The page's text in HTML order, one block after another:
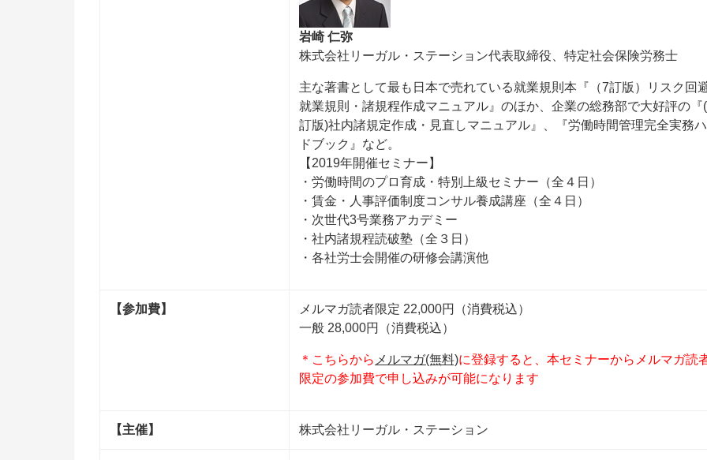
岩崎 仁弥
株式会社リーガル・ステーション代表取締役、特定社会保険労務⼠
主な著書として最も日本で売れている就業規則本『（7訂版）リスク回
就業規則・諸規程作成マニュアル』のほか、企業の総務部で大好評の『
訂版)社内諸規定作成・見直しマニュアル』、『労働時間管理完全実務
ドブック』など。
【2019年開催セミナー】
・労働時間のプロ育成・特別上級セミナー（全４日）
・賃金・人事評価制度コンサル養成講座（全４日）
・次世代3号業務アカデミー
・社内諸規程読破塾（全３日）
・各社労士会開催の研修会講演他
【参加費】
メルマガ読者限定 22,000円（消費税込）
一般 28,000円（消費税込）
＊こちらから メルマガ(無料)に登録すると、本セミナーからメルマガ読
限定の参加費で申し込みが可能になります
【主催】 株式会社リーガル・ステーション